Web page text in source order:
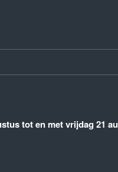
tot en met vrijdag 21